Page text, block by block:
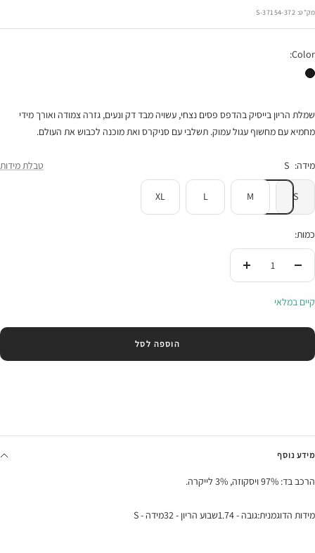
בהנחה
מק"ט: 37154-372-S
Color:
שמלת הריון קיטי שחור פס שמנת
שמלת הריון בייסיק בהדפס פסים נצחי, עשויה מבד דק ונעים, גזרה צמודה ואורך מידי
מחמיא עם מחשוף עגול עמוק. תשלבי עם סניקרס ואת מוכנה לכבוש את העולם.
מידה: S טבלת מידות
S
M
L
XL
כמות:
העלי
קיים במלאי
הוספה לסל
מידע נוסף
הרכב בד: 97% ויסקוזה, 3% לייקרה.
מידות הדוגמנית:גובה - 1.74שבוע הריון - 32מידה - S